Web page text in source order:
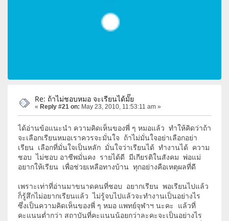
Re: ถ้าไม่ชอบหมอ จะเรียนได้มั๊ย
« Reply #21 on: May 23, 2010, 11:53:11 am »
ได้อ่านข้อแนะนำ ความคิดเห็นของพี่ ๆ หมอแล้ว ทำให้คิดว่าถ้า
จะเลือกเรียนหมอเราควรจะมั่นใจ ถ้าไม่มั่นใจอย่าเลือกอย่า
เรียน เลือกที่มั่นใจเป็นหลัก มั่นใจว่าเรียนได้ ทำงานได้ ความ
ชอบ ไม่ชอบ อาชีพมั่นคง รายได้ดี มีเกียรติในสังคม พ่อแม่
อยากให้เรียน เพื่อช่วยเหลือทางบ้าน ทุกอย่างคือเหตุผลที่ดี
เพราะเท่าที่อ่านมาขนาดคนที่ชอบ อยากเรียน พอเรียนไปแล้ว
ก็รู้สึกไม่อยากเรียนแล้ว ไม่รู้จบไปแล้วจะทำงานเป็นอย่างไร
ซึ่งเป็นความคิดเห็นของพี่ ๆ หมอ แพทย์จุฬาฯ นะคะ แล้วที่
คะแนนต่ำกว่า สถาบันที่คะแนนน้อยกว่าละคะจะเป็นอย่างไร